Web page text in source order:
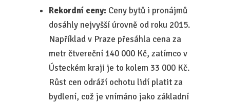
Rekordní ceny: Ceny bytů i pronájmů
dosáhly nejvyšší úrovně od roku 2015.
Například v Praze přesáhla cena za
metr čtvereční 140 000 Kč, zatímco v
Ústeckém kraji je to kolem 33 000 Kč.
Růst cen odráží ochotu lidí platit za
bydlení, což je vnímáno jako základní